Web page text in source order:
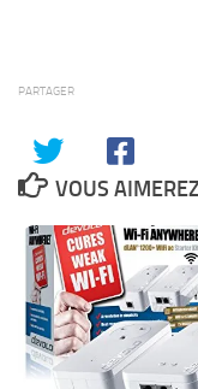
PARTAGER
VOUS